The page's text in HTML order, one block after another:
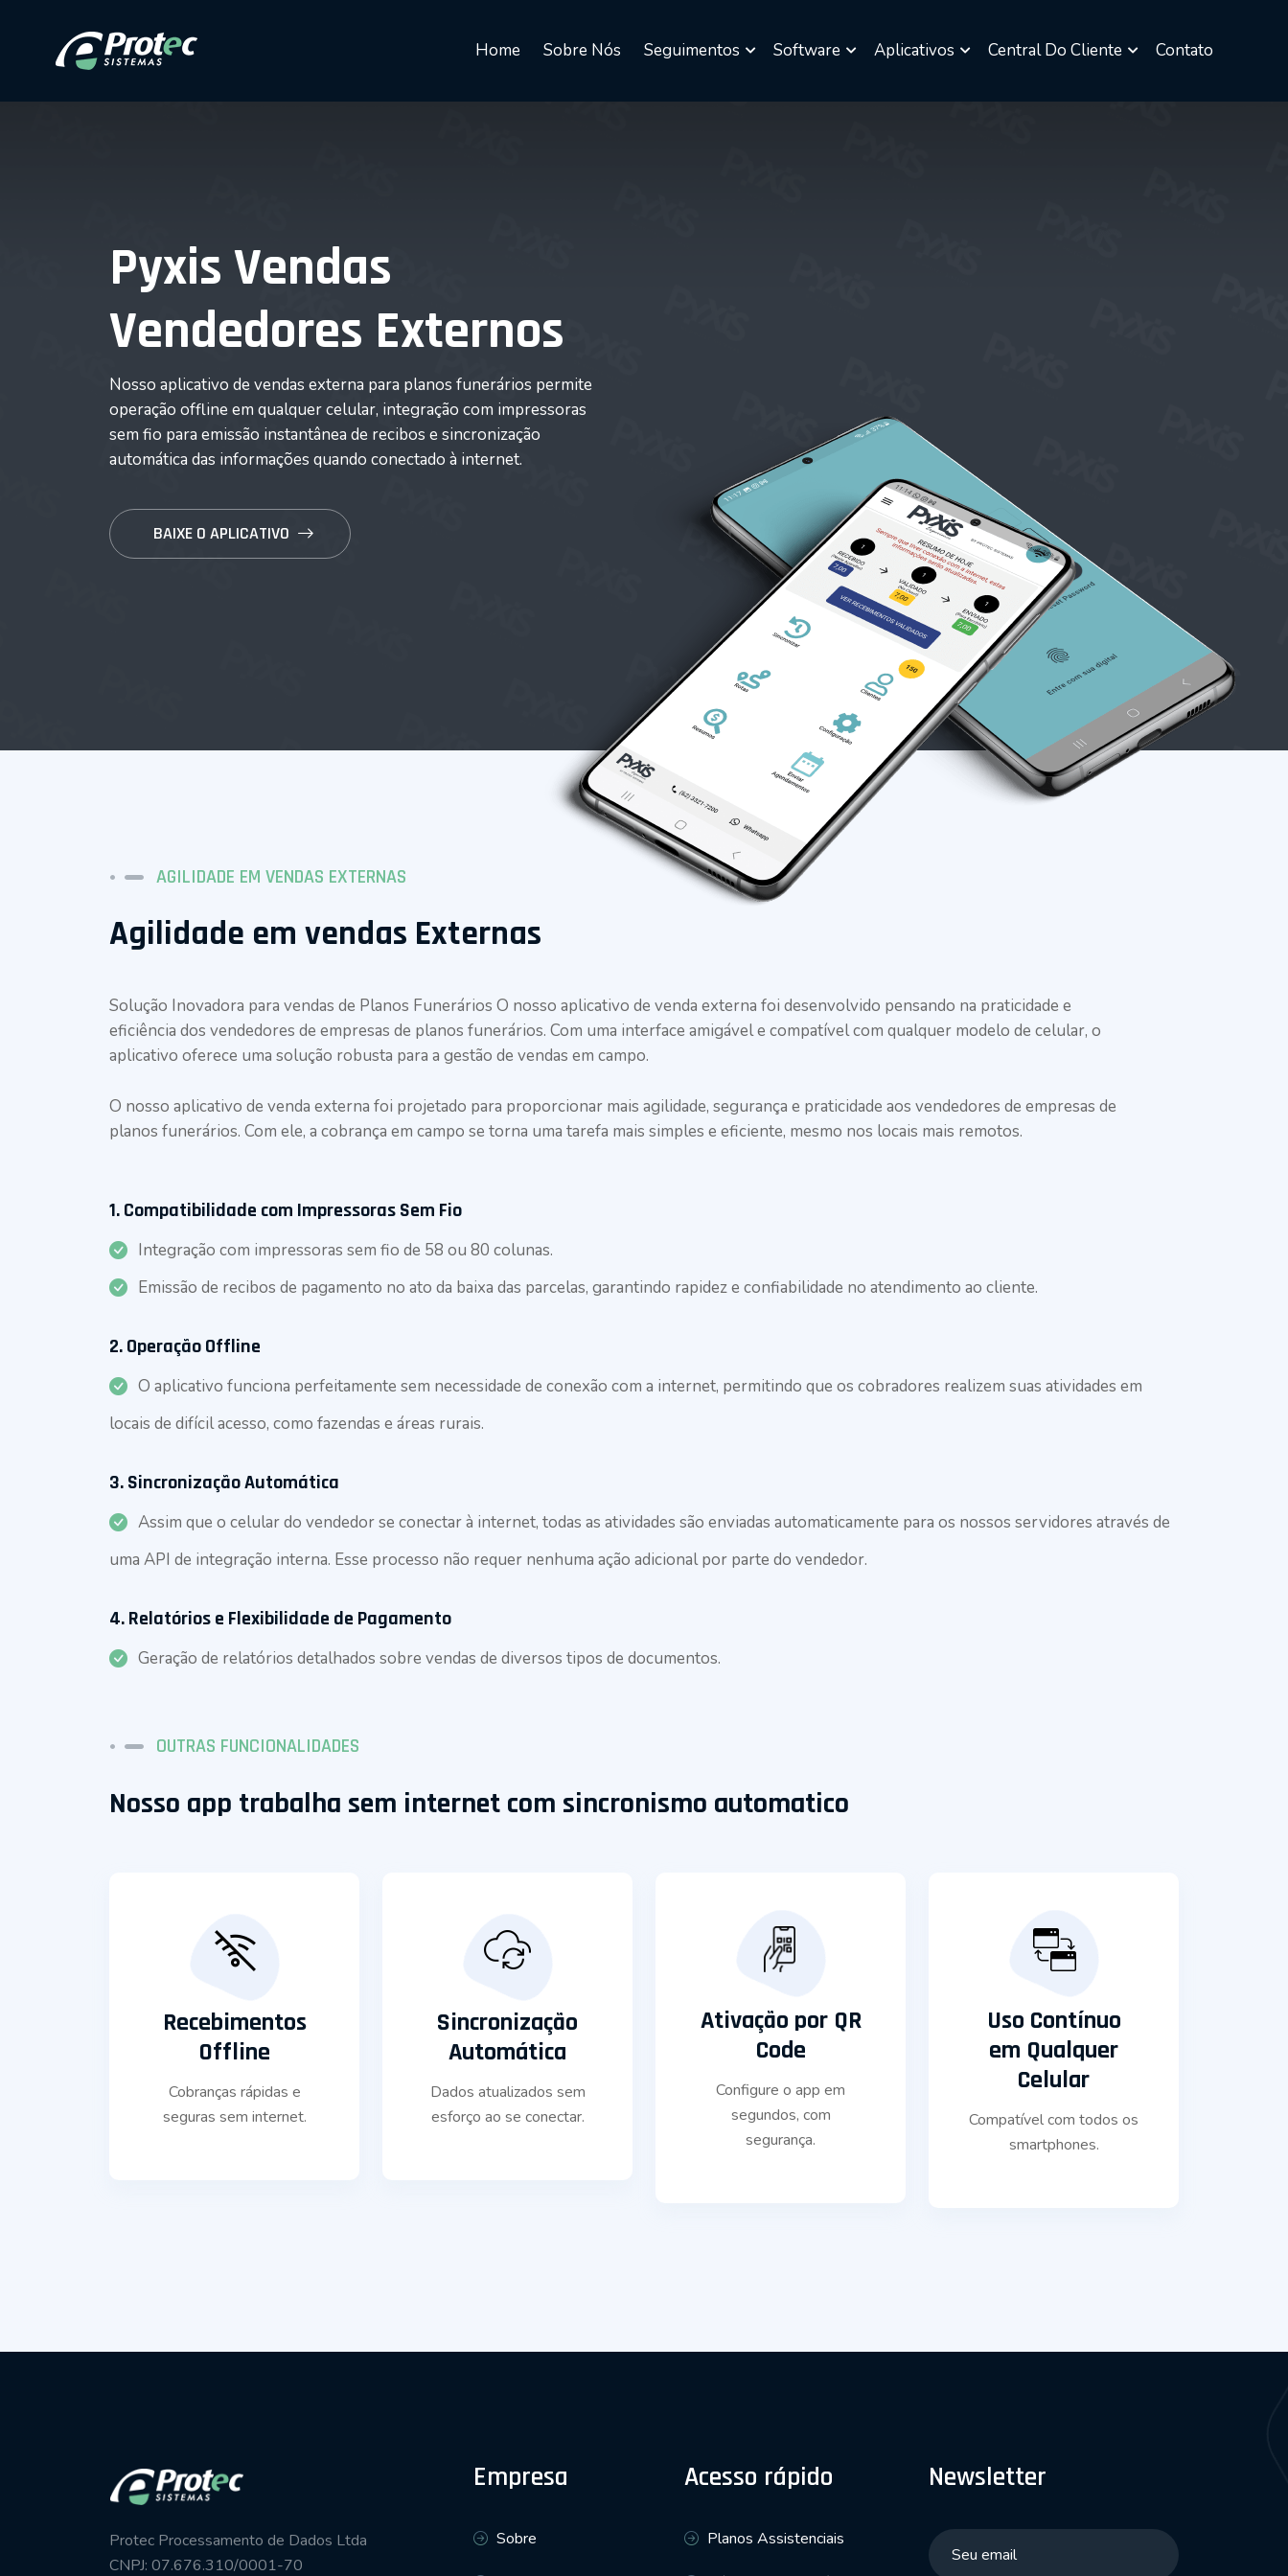
Home Sobre Nós Seguimentos Software Aplicativos Central Do Cliente Contato
Pyxis Vendas
Vendedores Externos
Nosso aplicativo de vendas externa para planos funerários permite
operação offline em qualquer celular, integração com impressoras
sem fio para emissão instantânea de recibos e sincronização
automática das informações quando conectado à internet.
BAIXE O APLICATIVO
AGILIDADE EM VENDAS EXTERNAS
Agilidade em vendas Externas
Solução Inovadora para vendas de Planos Funerários O nosso aplicativo de venda externa foi desenvolvido pensando na praticidade e
eficiência dos vendedores de empresas de planos funerários. Com uma interface amigável e compatível com qualquer modelo de celular, o
aplicativo oferece uma solução robusta para a gestão de vendas em campo.
O nosso aplicativo de venda externa foi projetado para proporcionar mais agilidade, segurança e praticidade aos vendedores de empresas de
planos funerários. Com ele, a cobrança em campo se torna uma tarefa mais simples e eficiente, mesmo nos locais mais remotos.
1.Compatibilidade com Impressoras Sem Fio
Integração com impressoras sem fio de 58 ou 80 colunas.
Emissão de recibos de pagamento no ato da baixa das parcelas, garantindo rapidez e confiabilidade no atendimento ao cliente.
2.Operação Offline
O aplicativo funciona perfeitamente sem necessidade de conexão com a internet, permitindo que os cobradores realizem suas atividades em
locais de difícil acesso, como fazendas e áreas rurais.
3.Sincronização Automática
Assim que o celular do vendedor se conectar à internet, todas as atividades são enviadas automaticamente para os nossos servidores através de
uma API de integração interna. Esse processo não requer nenhuma ação adicional por parte do vendedor.
4.Relatórios e Flexibilidade de Pagamento
Geração de relatórios detalhados sobre vendas de diversos tipos de documentos.
OUTRAS FUNCIONALIDADES
Nosso app trabalha sem internet com sincronismo automatico
Recebimentos
Offline
Cobranças rápidas e
seguras sem internet.
Sincronização
Automática
Dados atualizados sem
esforço ao se conectar.
Ativação por QR
Code
Configure o app em
segundos, com
segurança.
Uso Contínuo
em Qualquer
Celular
Compatível com todos os
smartphones.
Protec Processamento de Dados Ltda
CNPJ: 07.676.310/0001-70
Empresa
Sobre
Acesso rápido
Planos Assistenciais
Newsletter